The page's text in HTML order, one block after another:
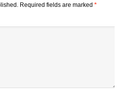
Required fields are marked *